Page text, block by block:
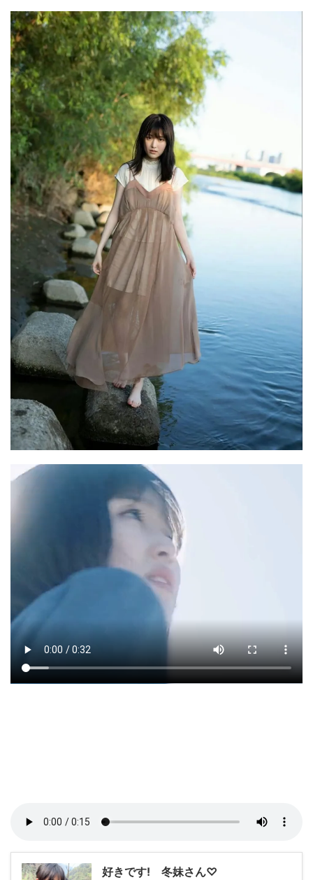
好きです! 冬妹さん♡